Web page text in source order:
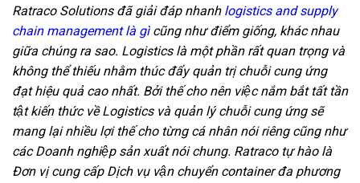
Ratraco Solutions đã giải đáp nhanh logistics and supply
chain management là gìcũng như điểm giống, khác nhau
giữa chúng ra sao. Logistics là một phần rất quan trọng và
không thể thiếu nhằm thúc đẩy quản trị chuỗi cung ứng
đạt hiệu quả cao nhất. Bởi thế cho nên việc nắm bắt tất tần
tật kiến thức về Logistics và quản lý chuỗi cung ứng sẽ
mang lại nhiều lợi thế cho từng cá nhân nói riêng cũng như
các Doanh nghiệp sản xuất nói chung. Ratraco tự hào là
Đơn vị cung cấp Dịch vụ vận chuyển container đa phương